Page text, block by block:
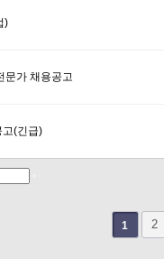
)
문가 채용공고
고(긴급)
1 2